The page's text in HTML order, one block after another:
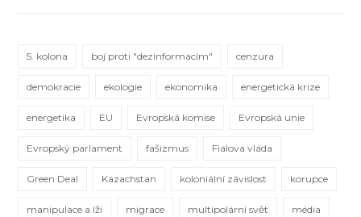
5. kolona boj proti "dezinformacím" cenzura
demokracie ekologie ekonomika energetická krize
energetika EU Evropská komise Evropská unie
Evropský parlament fašizmus Fialova vláda
Green Deal Kazachstan koloniální závislost korupce
manipulace a lži migrace multipolární svět média